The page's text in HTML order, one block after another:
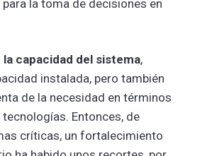
la toma de decisiones en
capacidad del sistema,
instalada, pero también
de la necesidad en términos
Entonces, de
críticas, un fortalecimiento